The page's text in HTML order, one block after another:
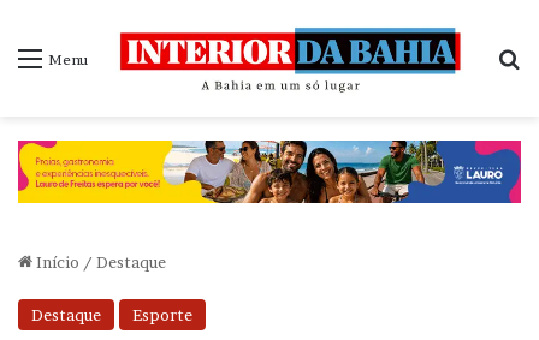
Menu
Início / Destaque
Destaque Esporte